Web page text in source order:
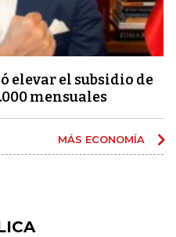
elevar el subsidio de
mensuales
MÁS ECONOMÍA